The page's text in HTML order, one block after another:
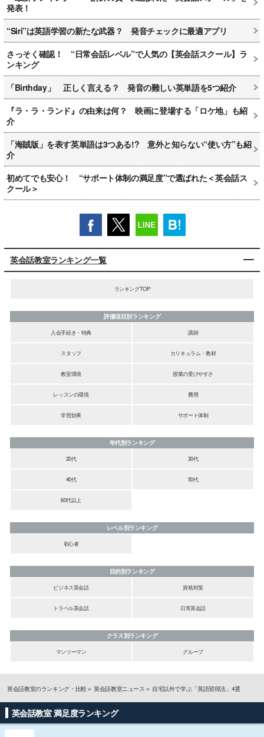
発表！
“Siri”は英語学習の新たな武器？ 発音チェックに最適アプリ
さっそく確認！ “日常会話レベル”で人気の【英会話スクール】ラ
ンキング
「Birthday」 正しく言える？ 発音の難しい英単語を5つ紹介
『ラ・ラ・ランド』の由来は何？ 映画に登場する「ロケ地」も紹
介
「海賊版」を表す英単語は3つある!? 意外と知らない“使い方”も紹
介
初めてでも安心！ “サポート体制の満足度”で選ばれた＜英会話ス
クール＞
英会話教室ランキング一覧
ランキングTOP
評価項目別ランキング
入会手続き・特典
講師
スタッフ カリキュラム・教材
教室環境 授業の受けやすさ
レッスンの環境 費用
学習効果 サポート体制
年代別ランキング
20代
30代
40代 50代
60代以上
レベル別ランキング
初心者
目的別ランキング
ビジネス英会話
資格対策
トラベル英会話 日常英会話
クラス別ランキング
マンツーマン
グループ
英会話教室のランキング・比較 英会話教室ニュース 自宅以外で学ぶ「英語習得法」4選
英会話教室 満足度ランキング